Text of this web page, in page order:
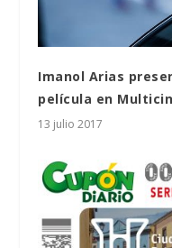
Imanol Arias
película en
13 julio 2017